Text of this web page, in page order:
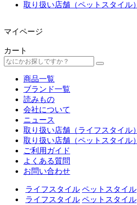
取り扱い店舗（ペットスタイル）
マイページ
カート
商品一覧
ブランド一覧
読みもの
会社について
ニュース
取り扱い店舗（ライフスタイル）
取り扱い店舗（ペットスタイル）
ご利用ガイド
よくある質問
お問い合わせ
ライフスタイル ペットスタイル
ライフスタイル ペットスタイル